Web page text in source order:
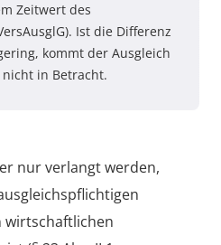
Zeitwert des
Ist die Differenz
kommt der Ausgleich
in Betracht.
nur verlangt werden,
wirtschaftlichen